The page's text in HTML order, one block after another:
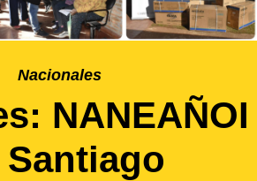
Nacionales
NANEAÑOI
Santiago